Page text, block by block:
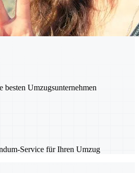
besten Umzugsunternehmen
Service für Ihren Umzug